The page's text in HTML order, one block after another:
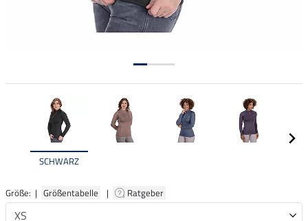
SCHWARZ
Größe: | Größentabelle | Ratgeber